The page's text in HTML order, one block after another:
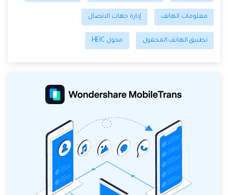
معلومات الهاتف إدارة جهات الاتصال
تطبيق الهاتف المحمول محول HEIC